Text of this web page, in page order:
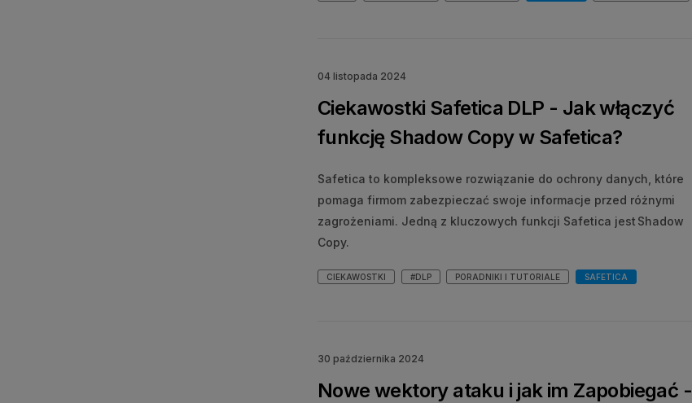
04 listopada 2024
Ciekawostki Safetica DLP - Jak włączyć
funkcję Shadow Copy w Safetica?
Safetica to kompleksowe rozwiązanie do ochrony danych, które
pomaga firmom zabezpieczać swoje informacje przed różnymi
zagrożeniami. Jedną z kluczowych funkcji Safetica jest Shadow
Copy.
CIEKAWOSTKI #DLP PORADNIKI I TUTORIALE SAFETICA
30 października 2024
Nowe wektory ataku i jak im Zapobiegać -